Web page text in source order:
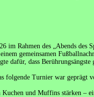
Rahmen des „Abends des
gemeinsamen
dafür, dass
folgende Turnier war geprägt
und Muffins stärken –